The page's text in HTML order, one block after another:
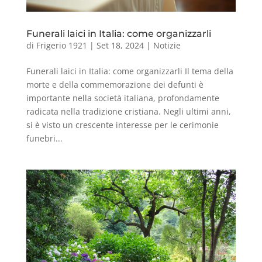
Funerali laici in Italia: come organizzarli
di Frigerio 1921 | Set 18, 2024| Notizie
Funerali laici in Italia: come organizzarli Il tema della
morte e della commemorazione dei defunti è
importante nella società italiana, profondamente
radicata nella tradizione cristiana. Negli ultimi anni,
si è visto un crescente interesse per le cerimonie
funebri...